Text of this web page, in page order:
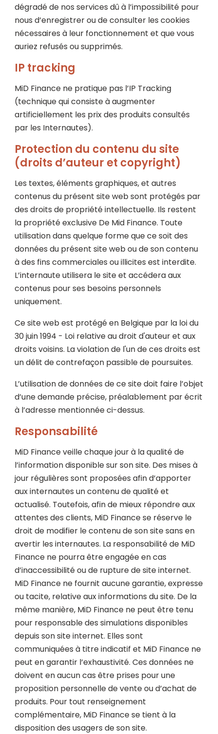
dégradé de nos services dû à l’impossibilité pour
nous d’enregistrer ou de consulter les cookies
nécessaires à leur fonctionnement et que vous
auriez refusés ou supprimés.
IP tracking
MiD Finance ne pratique pas l’IP Tracking
(technique qui consiste à augmenter
artificiellement les prix des produits consultés
par les Internautes).
Protection du contenu du site
(droits d’auteur et copyright)
Les textes, éléments graphiques, et autres
contenus du présent site web sont protégés par
des droits de propriété intellectuelle. Ils restent
la propriété exclusive De Mid Finance. Toute
utilisation dans quelque forme que ce soit des
données du présent site web ou de son contenu
à des fins commerciales ou illicites est interdite.
L’internaute utilisera le site et accédera aux
contenus pour ses besoins personnels
uniquement.
Ce site web est protégé en Belgique par la loi du
30 juin 1994 - Loi relative au droit d'auteur et aux
droits voisins. La violation de l'un de ces droits est
un délit de contrefaçon passible de poursuites.
L’utilisation de données de ce site doit faire l’objet
d’une demande précise, préalablement par écrit
à l’adresse mentionnée ci-dessus.
Responsabilité
MiD Finance veille chaque jour à la qualité de
l’information disponible sur son site. Des mises à
jour régulières sont proposées afin d’apporter
aux internautes un contenu de qualité et
actualisé. Toutefois, afin de mieux répondre aux
attentes des clients, MiD Finance se réserve le
droit de modifier le contenu de son site sans en
avertir les internautes. La responsabilité de MiD
Finance ne pourra être engagée en cas
d’inaccessibilité ou de rupture de site internet.
MiD Finance ne fournit aucune garantie, expresse
ou tacite, relative aux informations du site. De la
même manière, MiD Finance ne peut être tenu
pour responsable des simulations disponibles
depuis son site internet. Elles sont
communiquées à titre indicatif et MiD Finance ne
peut en garantir l’exhaustivité. Ces données ne
doivent en aucun cas être prises pour une
proposition personnelle de vente ou d’achat de
produits. Pour tout renseignement
complémentaire, MiD Finance se tient à la
disposition des usagers de son site.